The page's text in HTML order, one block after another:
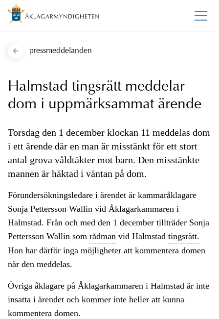
pressmeddelanden
Halmstad tingsrätt meddelar
dom i uppmärksammat ärende
Torsdag den 1 december klockan 11 meddelas dom
i ett ärende där en man är misstänkt för ett stort
antal grova våldtäkter mot barn. Den misstänkte
mannen är häktad i väntan på dom.
Förundersökningsledare i ärendet är kammaråklagare
Sonja Pettersson Wallin vid Åklagarkammaren i
Halmstad. Från och med den 1 december tillträder Sonja
Pettersson Wallin som rådman vid Halmstad tingsrätt.
Hon har därför inga möjligheter att kommentera domen
när den meddelas.
Övriga åklagare på Åklagarkammaren i Halmstad är inte
insatta i ärendet och kommer inte heller att kunna
kommentera domen.